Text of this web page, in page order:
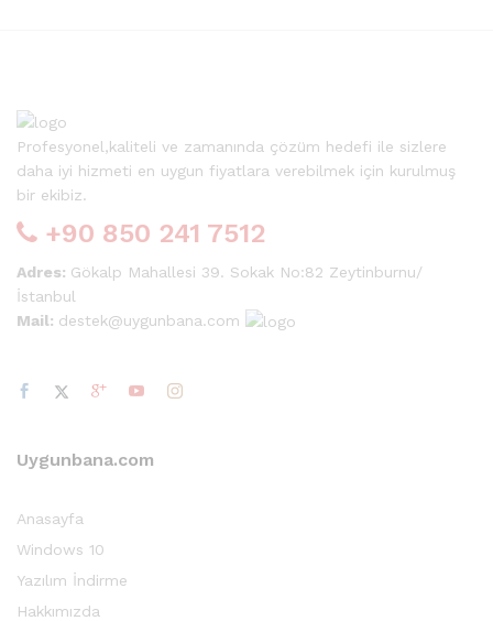
Profesyonel,kaliteli ve zamanında çözüm hedefi ile sizlere
daha iyi hizmeti en uygun fiyatlara verebilmek için kurulmuş
bir ekibiz.
+90 850 241 7512
Adres: Gökalp Mahallesi 39. Sokak No:82 Zeytinburnu/
İstanbul
Mail: destek@uygunbana.com
Uygunbana.com
Anasayfa
Windows 10
Yazılım İndirme
Hakkımızda